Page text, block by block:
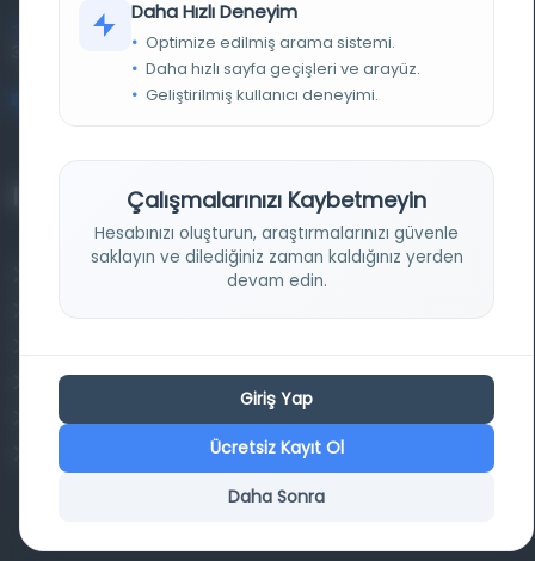
Entertech Ofis: 322 İstanbul Ün. Avcılar Kampüsü Avcılar,
bilgi@osmanlica.com
Projelerimiz
Kazakça Metin Sıklık Analizi
Transkripsiyon Alfabesi Çevirisi
Tarihi Dokümanlarda Görüntü İyileştirilmesi
Daha Hızlı Deneyim
Optimize edilmiş arama sistemi.
Daha hızlı sayfa geçişleri ve arayüz.
Geliştirilmiş kullanıcı deneyimi.
Çalışmalarınızı Kaybetmeyin
Hesabınızı oluşturun, araştırmalarınızı güvenle
saklayın ve dilediğiniz zaman kaldığınız yerden
devam edin.
Giriş Yap
Ücretsiz Kayıt Ol
Daha Sonra